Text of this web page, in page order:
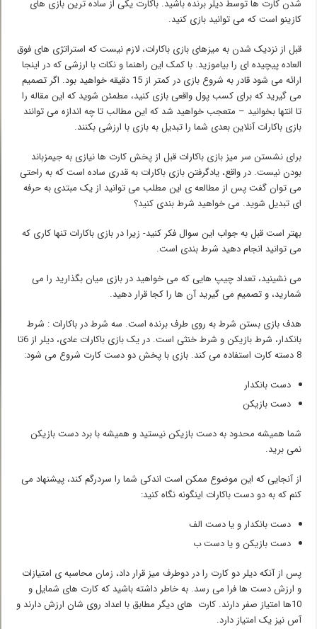
شدن کارت ها توسط دیلر برنده باشید. باکارت یکی از ساده ترین بازی های
کازینو است که می توانید بازی کنید.
قبل از نزدیک شدن به میزهای بازی باکارات، لازم نیست که استراتژی های فوق
العاده پیچیده ای را بیاموزید. با کمک این راهنما و نکات با ارزشی که در اینجا
ارائه می شود قادر به شروع بازی در کمتر از 15 دقیقه خواهید بود. اگر تصمیم
می گیرید که برای کسب پول واقعی بازی کنید، مطمئن شوید که این مقاله را
تا انتها بخوانید – متعجب خواهید شد که این مطالب تا چه اندازه می توانند
بازی باکارات آنلاین بعدی شما را تبدیل به بازی با ارزشی بکنند.
برای نشستن سر میز بازی باکارات قبل از پخش کارت ها نیازی به جیمزباند
بودن نیست. در واقع، یادگرفتن بازی باکارات به قدری ساده است که به راحتی
می توان گفت پس از مطالعه ی این مطلب می توانید از یک مبتدی به حرفه
ای تبدیل شوید. می خواهید شرط بندی کنید؟
بهتر است قبل به جواب این سوال فکر کنید- زیرا در بازی باکارات تنها کاری که
می توانید انجام دهید شرط بندی است.
می نشینید، تعداد چیپ هایی که می خواهید در بازی میان بگذارید را می
شمارید، و تصمیم می گیرید آن ها را کجا قرار دهید.
هدف بازی بستن شرط به روی طرف برنده است. سه شرط در باکارات : شرط
بانکدار، شرط بازیکن و شرط خنثی است. در یک بازی باکارات عادی، دیلر از 6تا
دست بانکدار
دست بازیکن
شما همیشه محدود به دست بازیکن نیستید و همیشه با برد دست بازیکن
نمی برید.
از آنجایی که این موضوع ممکن است اندکی شما را سردرگم کند، پیشنهاد می
کنم که به دو دست باکارات اینگونه نگاه کنید:
دست بانکدار و یا دست الف
دست بازیکن و یا دست ب
پس از آنکه دیلر دو کارت را در دوطرف میز قرار داد، زمان محاسبه ی امتیازات
و ارزش دست ها فرا می رسد. به خاطر داشته باشید که کارت های شمایل و
10ها امتیاز صفر دارند. کارت های دیگر مطابق با اعداد روی شان ارزش دارند و
آس نیز یک امتیاز دارد.